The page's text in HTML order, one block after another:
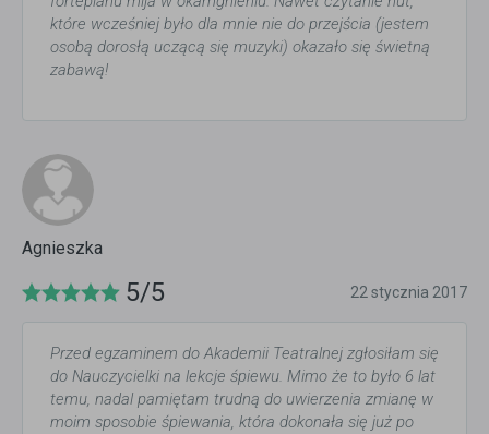
które wcześniej było dla mnie nie do przejścia (jestem
osobą dorosłą uczącą się muzyki) okazało się świetną
zabawą!
Agnieszka
5/5 22 stycznia 2017
Przed egzaminem do Akademii Teatralnej zgłosiłam się
do Nauczycielki na lekcje śpiewu. Mimo że to było 6 lat
temu, nadal pamiętam trudną do uwierzenia zmianę w
moim sposobie śpiewania, która dokonała się już po